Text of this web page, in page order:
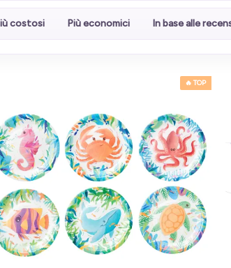
costosi Più economici In base alle
🔥 TOP